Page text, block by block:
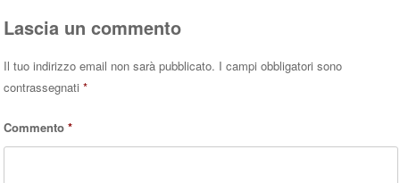
Lascia un commento
Il tuo indirizzo email non sarà pubblicato. I campi obbligatori sono
contrassegnati*
Commento*